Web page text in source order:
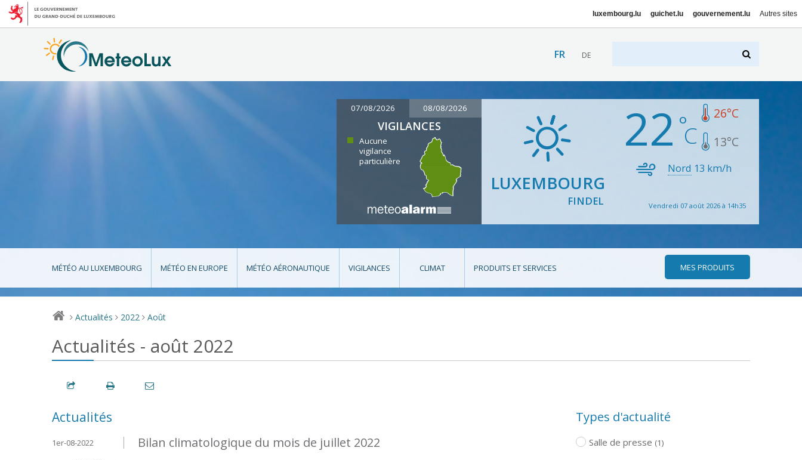
luxembourg.lu guichet.lu gouvernement.lu Autres sites
FR DE
07/08/2026 08/08/2026
VIGILANCES
Aucune
vigilance
particulière
LUXEMBOURG
FINDEL
22 26°C
13°C
Nord 13 km/h
Vendredi 07 août 2026 à 14h35
MÉTÉO AU LUXEMBOURG MÉTÉO EN EUROPE MÉTÉO AÉRONAUTIQUE VIGILANCES CLIMAT PRODUITS ET SERVICES MES PRODUITS
> Actualités > 2022 > Août
Actualités - août 2022
Actualités
Bilan climatologique du mois de juillet 2022
1er-08-2022
Types d'actualité
Salle de presse (1)